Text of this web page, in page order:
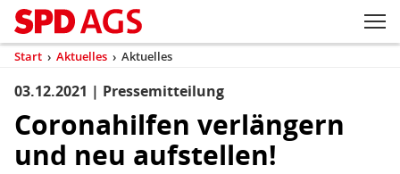
Kopfbereich
Sprungmarken-
Navigation
Zum Inhaltsbereich der Seite
Zum Fußbereich der Seite
Hauptnavigation
Sie
sind
Start › Aktuelles › Aktuelles
Inhaltsbereich
Aktuelles
03.12.2021 | Pressemitteilung
Coronahilfen verlängern
und neu aufstellen!